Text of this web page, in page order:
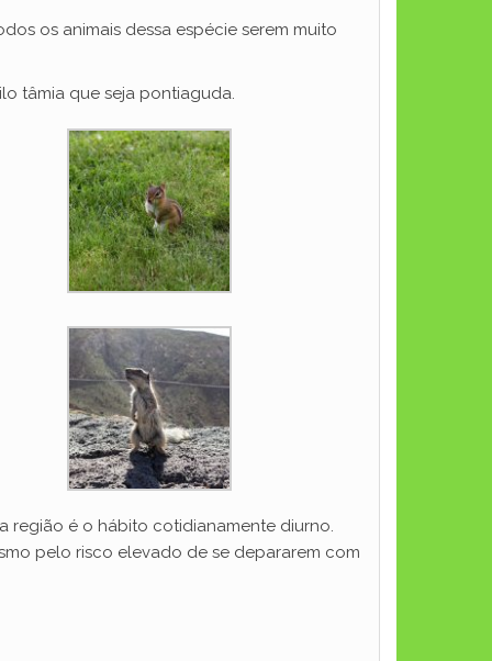
os animais dessa espécie serem muito
tâmia que seja pontiaguda.
região é o hábito cotidianamente diurno.
pelo risco elevado de se depararem com